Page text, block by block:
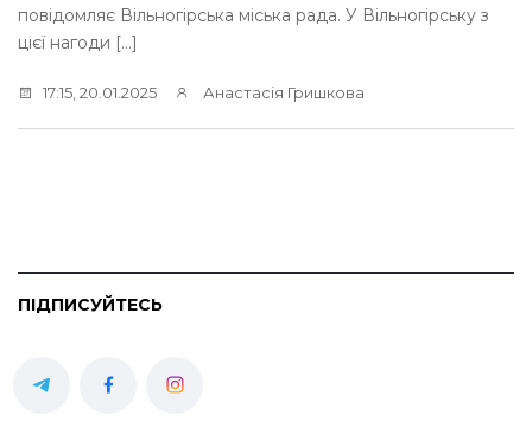
повідомляє Вільногірська міська рада. У Вільногірську з
цієї нагоди […]
17:15, 20.01.2025 Анастасія Гришкова
ПІДПИСУЙТЕСЬ